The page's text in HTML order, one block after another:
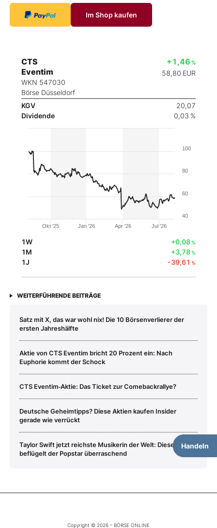
Im Shop kaufen
CTS
Eventim
WKN 547030
Börse Düsseldorf
+1,46 %
58,80 EUR
KGV
20,07
Dividende
0,03 %
Handeln
Okt '25 Jan '26 Apr '26 Jul '26
40
60
80
100
1W +0,08%
1M +3,78%
1J -39,61 %
WEITERFÜHRENDE BEITRÄGE
Satz mit X, das war wohl nix! Die 10 Börsenverlierer der
ersten Jahreshälfte
Aktie von CTS Eventim bricht 20 Prozent ein: Nach
Euphorie kommt der Schock
CTS Eventim‑Aktie: Das Ticket zur Comebackrallye?
Deutsche Geheimtipps? Diese Aktien kaufen Insider
gerade wie verrückt
Taylor Swift jetzt reichste Musikerin der Welt: Diese Aktien
beflügelt der Popstar überraschend
Copyright © 2026 – BÖRSE ONLINE